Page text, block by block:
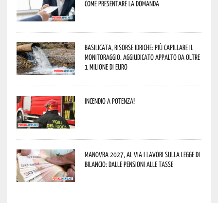
come presentare la domanda
Basilicata, Risorse idriche: più capillare il
monitoraggio. Aggiudicato appalto da oltre
1 milione di euro
Incendio a Potenza!
Manovra 2027, al via i lavori sulla Legge di
Bilancio: dalle pensioni alle tasse